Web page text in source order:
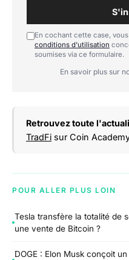
En cochant cette case,
conditions d'utilisation
soumises via ce formulaire.
En savoir plus sur
Retrouvez toute
TradFi sur Coin
POUR ALLER PLUS LOIN
Tesla transfère la totalité de
une vente de Bitcoin ?
DOGE : Elon Musk conçoit